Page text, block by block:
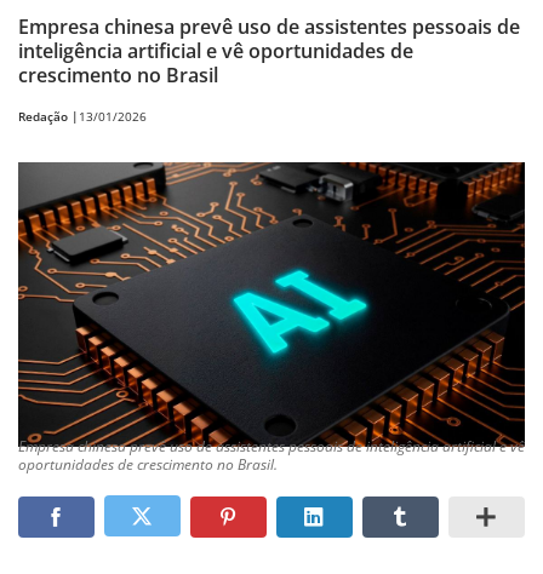
Empresa chinesa prevê uso de assistentes pessoais de
inteligência artificial e vê oportunidades de
crescimento no Brasil
Redação | 13/01/2026
Empresa chinesa prevê uso de assistentes pessoais de inteligência artificial e vê
oportunidades de crescimento no Brasil.